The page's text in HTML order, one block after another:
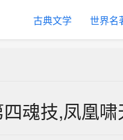
古典文学 世界名
魂技,凤凰啸